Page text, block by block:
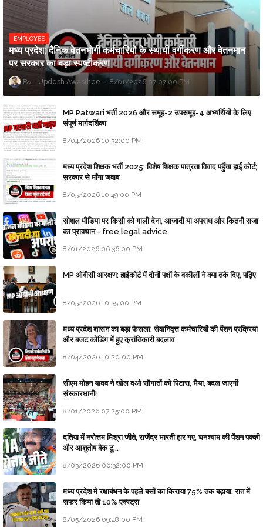
EMPLOYEE
मध्य प्रदेश: दैनिक वेतनभोगी कर्मचारियों के स्थायी वर्गीकरण और वेतनमान
पर सरकार का बड़ा स्पष्टीकरण
Updesh Awasthee 8/01/2026 07:07:00 PM
MP Patwari भर्ती 2026 और समूह-2 उपसमूह-4 अभ्यर्थियों के लिए
संपूर्ण मार्गदर्शिका
8/04/2026 10:32:00 PM
मध्य प्रदेश शिक्षक भर्ती 2025: विशेष शिक्षक पात्रता विवाद पहुँचा हाई कोर्ट;
सरकार से माँगा जवाब
8/05/2026 10:49:00 PM
सोशल मीडिया पर किसी को गाली देना, आजादी या अपराध और कितनी सजा
का प्रावधान - free legal advice
8/01/2026 06:36:00 PM
MP ओबीसी आरक्षण: हाईकोर्ट में दोनों पक्षों के वकीलों ने क्या तर्क दिए, पढ़िए
8/05/2026 10:35:00 PM
मध्य प्रदेश शासन का बड़ा फैसला: सेवानिवृत्त कर्मचारियों की पेंशन प्रक्रिया
और बजट कोडिंग में हुए क्रांतिकारी बदलाव
8/04/2026 10:20:00 PM
सीएम मोहन यादव ने खोल दओ सौगातों को पिटारा, भैया, बदल जाएगी
संस्कारधानी!
8/01/2026 07:25:00 PM
दतिया में नरोत्तम मिश्रा जीते, राजेंद्र भारती हार गए, घनश्याम की पेंशन पक्की
और आशुतोष बैक टू...
8/03/2026 06:32:00 PM
मध्य प्रदेश में रक्षाबंधन के पहले बसों का किराया 75% तक बढ़ाया, रात में
सफर किया तो 10% एक्स्ट्रा
8/05/2026 09:48:00 PM